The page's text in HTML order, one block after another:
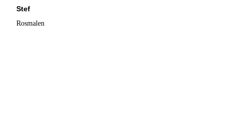
Stef
Rosmalen